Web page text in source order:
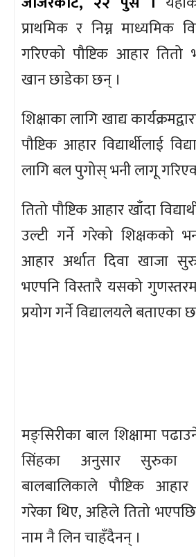
प्राथमिक र निम्न माध्यमिक
गरिएको पौष्टिक आहार तितो
खान छाडेका छन् ।
शिक्षाका लागि खाद्य
पौष्टिक आहार विद्यार्थीलाई
लागि बल पुगोस् भनी लागू
तितो पौष्टिक आहार खाँदा
उल्टी गर्ने गरेको शिक्षकको
आहार अर्थात दिवा खाजा
भएपनि विस्तारै यसको
प्रयोग गर्ने विद्यालयले बताएका
मङ्सिरीका बाल शिक्षामा
सिंहका अनुसार सुरुका
बालबालिकाले पौष्टिक
गरेका थिए, अहिले तितो
नाम नै लिन चाहँदैनन् ।